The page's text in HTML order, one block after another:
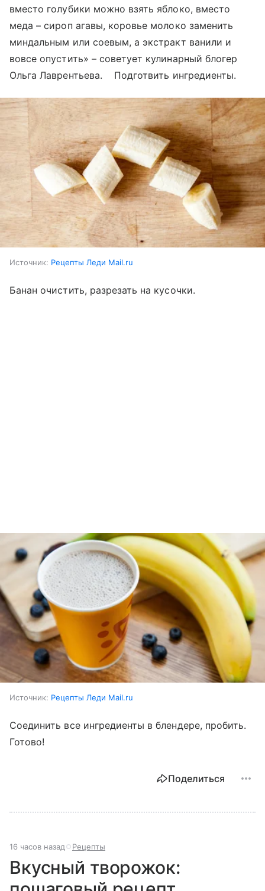
вместо голубики можно взять яблоко, вместо
меда – сироп агавы, коровье молоко заменить
миндальным или соевым, а экстракт ванили и
вовсе опустить» – советует кулинарный блогер
Ольга Лаврентьева. Подготвить ингредиенты.
Источник: Рецепты Леди Mail.ru
Банан очистить, разрезать на кусочки.
Источник: Рецепты Леди Mail.ru
Соединить все ингредиенты в блендере, пробить.
Готово!
Поделиться
16 часов назад Рецепты
Вкусный творожок: